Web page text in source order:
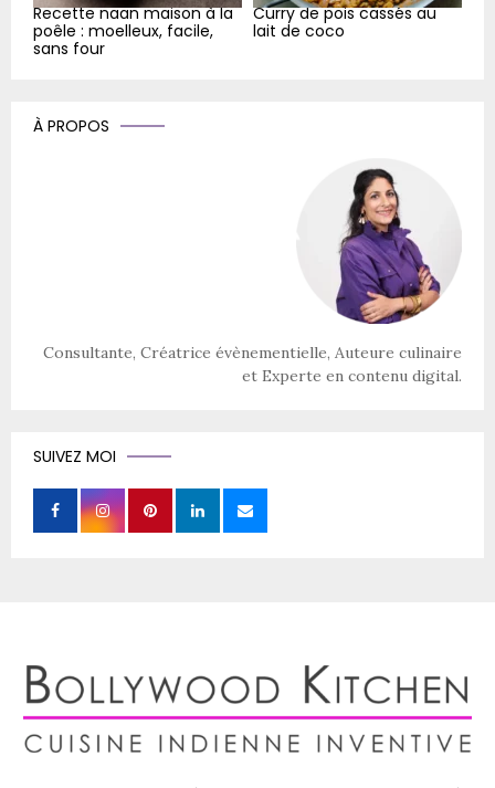
Recette naan maison à la
poêle : moelleux, facile,
sans four
Curry de pois cassés au
lait de coco
À PROPOS
Consultante, Créatrice évènementielle, Auteure culinaire
et Experte en contenu digital.
SUIVEZ MOI